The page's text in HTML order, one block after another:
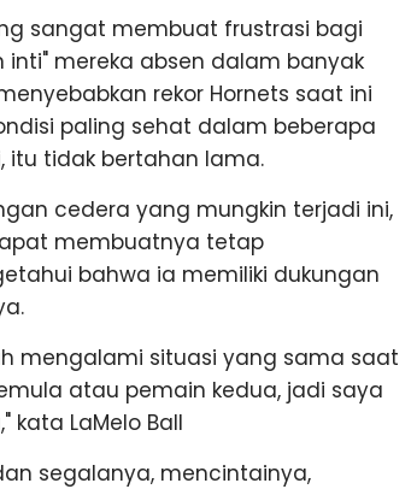
sangat membuat frustrasi bagi
inti" mereka absen dalam banyak
rekor Hornets saat ini
paling sehat dalam beberapa
itu tidak bertahan lama.
cedera yang mungkin terjadi ini,
membuatnya tetap
bahwa ia memiliki dukungan
mengalami situasi yang sama saat
atau pemain kedua, jadi saya
LaMelo Ball
segalanya, mencintainya,